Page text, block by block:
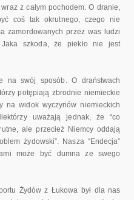
z całym pochodem. O dranie,
coś tak okrutnego, czego nie
zamordowanych przez was ludzi
szkoda, że piekło nie jest
na swój sposób. O draństwach
potępiają zbrodnie niemieckie
na widok wyczynów niemieckich
uważają jednak, że “co
ale przecież Niemcy oddają
żydowski”. Nasza “Endecja”
może być dumna ze swego
Żydów z Łukowa był dla nas